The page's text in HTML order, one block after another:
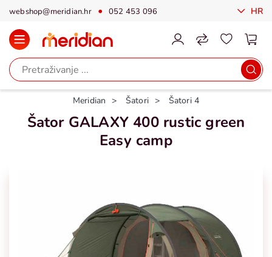
webshop@meridian.hr 052 453 096 HR
Meridian Šatori Šatori 4
Šator GALAXY 400 rustic green
Easy camp